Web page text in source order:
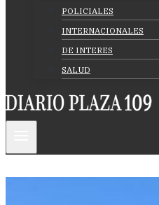
POLICIALES
INTERNACIONALES
DE INTERES
SALUD